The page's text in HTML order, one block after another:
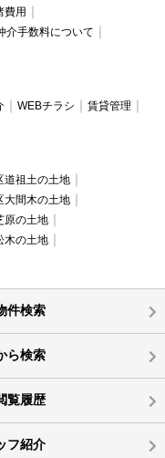
費用
介手数料について
WEBチラシ
賃貸管理
道祖土の土地
大間木の土地
原の土地
木の土地
件検索
ら検索
覧履歴
フ紹介